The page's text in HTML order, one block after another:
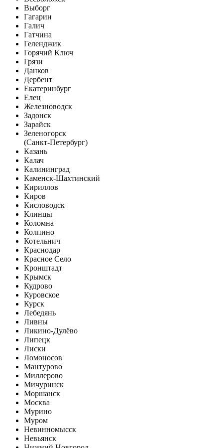
Выборг
Гагарин
Галич
Гатчина
Геленджик
Горячий Ключ
Грязи
Данков
Дербент
Екатеринбург
Елец
Железноводск
Задонск
Зарайск
Зеленогорск
(Санкт-Петербург)
Казань
Калач
Калининград
Каменск-Шахтинский
Кириллов
Киров
Кисловодск
Клинцы
Коломна
Колпино
Котельнич
Краснодар
Красное Село
Кронштадт
Крымск
Кудрово
Куровское
Курск
Лебедянь
Ливны
Ликино-Дулёво
Липецк
Лиски
Ломоносов
Мантурово
Миллерово
Мичуринск
Моршанск
Москва
Мурино
Муром
Невинномысск
Невьянск